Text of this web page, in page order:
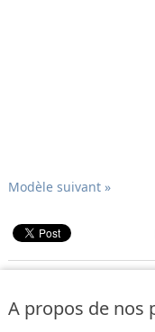
Modèle suivant »
A propos de nos